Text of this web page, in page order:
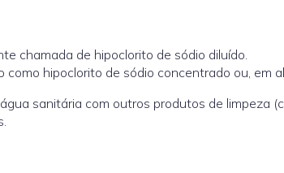
chamada de hipoclorito de sódio diluído.
como hipoclorito de sódio concentrado ou, em
sanitária com outros produtos de limpeza